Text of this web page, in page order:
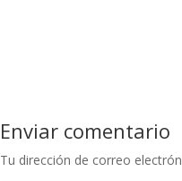
Enviar comentario
Tu dirección de correo